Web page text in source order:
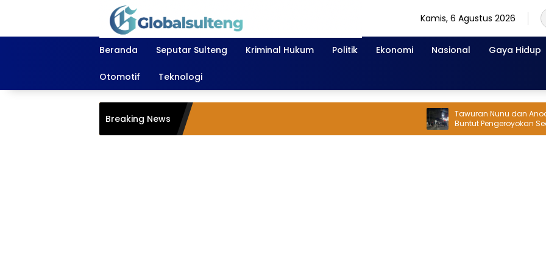
Kamis, 6 Agustus 2026
Beranda Seputar Sulteng Kriminal Hukum Politik Ekonomi Nasional Gaya Hidup
Otomotif Teknologi
Breaking News
Tawuran Nunu dan Anoa
Buntut Pengeroyokan Security,
Warga Dilempar Bom Molotov